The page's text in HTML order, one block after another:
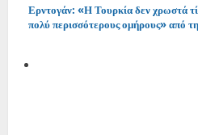
Ερντογάν: «Η Τουρκία δεν χρωστά
πολύ περισσότερους ομήρους» από